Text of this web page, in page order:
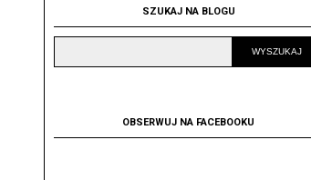
SZUKAJ NA BLOGU
OBSERWUJ NA FACEBOOKU